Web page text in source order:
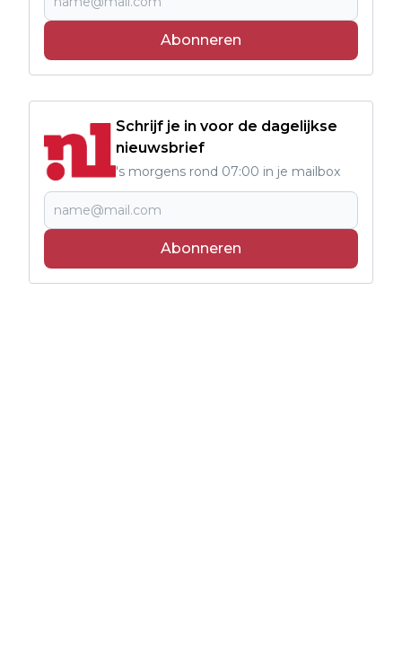
Abonneren
Schrijf je in voor de dagelijkse
nieuwsbrief
's morgens rond 07:00 in je mailbox
Abonneren